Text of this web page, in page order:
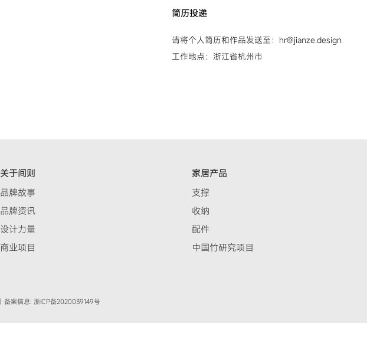
简历投递
请将个人简历和作品发送至：hr@jianze.design
工作地点：浙江省杭州市
关于间则
品牌故事
品牌资讯
设计力量
商业项目
家居产品
支撑
收纳
配件
中国竹研究项目
案信息: 浙ICP备2020039149号